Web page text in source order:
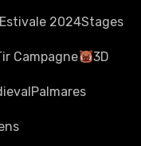
2024Stages
Campagne 3D
Palmares